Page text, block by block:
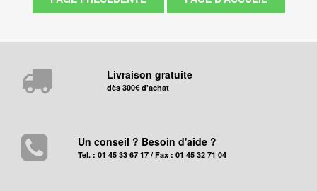
Livraison gratuite
dès 300€ d'achat
Un conseil ? Besoin d'aide ?
Tel. : 01 45 33 67 17 / Fax : 01 45 32 71 04